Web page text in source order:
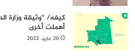
كيفه/ “وثيقة وزارة
أهملت أخرى
20 مايو، 2022